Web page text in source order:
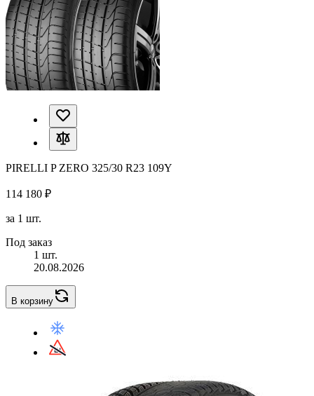
PIRELLI P ZERO 325/30 R23 109Y
114 180 ₽
за 1 шт.
Под заказ
1 шт.
20.08.2026
В корзину